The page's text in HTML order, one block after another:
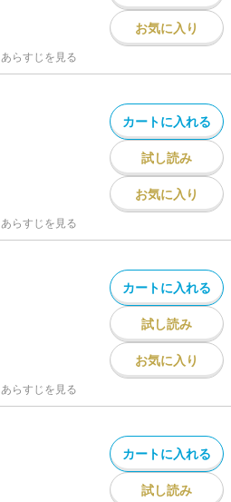
お気に入り
あらすじを見る
カートに入れる
試し読み
お気に入り
あらすじを見る
カートに入れる
試し読み
お気に入り
あらすじを見る
カートに入れる
試し読み